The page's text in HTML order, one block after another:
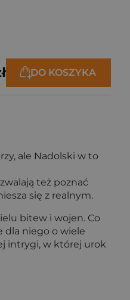
DO KOSZYKA
ale Nadolski w to
też poznać
się z realnym.
bitew i wojen. Co
dla niego o wiele
intrygi, w której urok